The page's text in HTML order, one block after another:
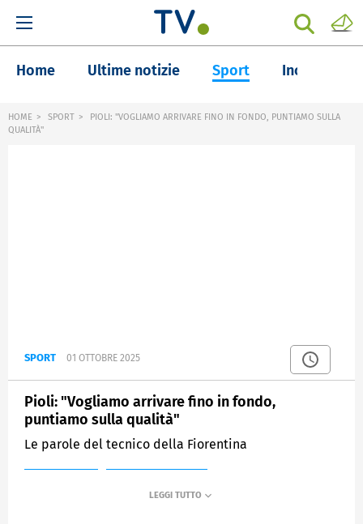
Home Ultime notizie Sport Inchieste
HOME SPORT
PIOLI: "VOGLIAMO ARRIVARE FINO IN FONDO, PUNTIAMO SULLA
QUALITÀ"
SPORT 01 OTTOBRE 2025
Pioli: "Vogliamo arrivare fino in fondo,
puntiamo sulla qualità"
Le parole del tecnico della Fiorentina